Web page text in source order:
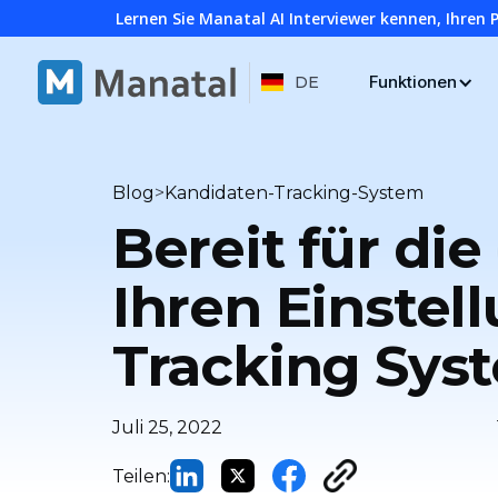
Lernen Sie Manatal AI Interviewer kennen,
DE Funktionen
Blog>Kandidaten-Tracking-System
Bereit für die
Ihren
Tracking
Juli 25, 2022
Teilen: